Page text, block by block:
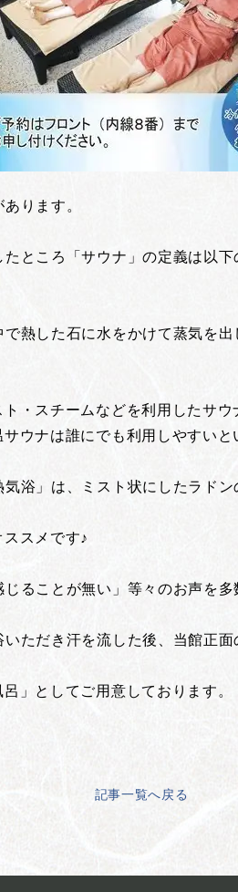
ります。
ところ「サウナ」の定義は以下
熱した石に水をかけて蒸気を
・スチームなどを利用したサ
ウナは誰にでも利用しやすいと
浴」は、ミスト状にしたラド
スメです♪
ることが無い」等々のお声を多
ただき汗を流した後、当館
」としてご用意しております。
記事一覧へ戻る